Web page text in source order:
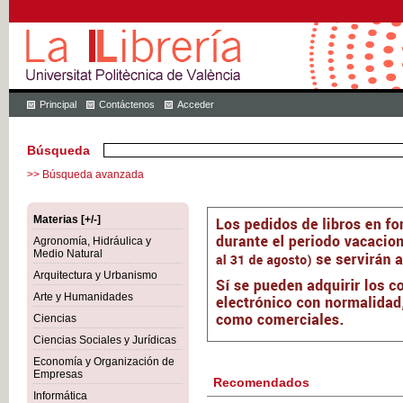
Principal Contáctenos Acceder
Búsqueda
>> Búsqueda avanzada
Materias [+/-]
Agronomía, Hidráulica y
Medio Natural
Arquitectura y Urbanismo
Arte y Humanidades
Ciencias
Ciencias Sociales y Jurídicas
Economía y Organización de
Empresas
Informática
Recomendados